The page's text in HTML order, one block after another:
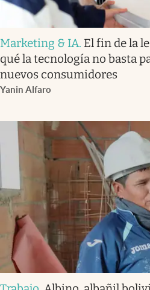
Marketing & IA. El fin de la
qué la tecnología no basta
nuevos consumidores
Yanin Alfaro